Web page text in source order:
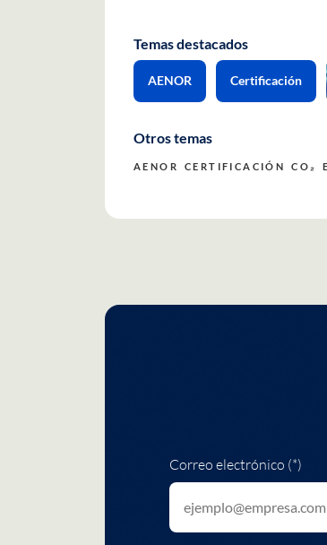
Temas destacados
AENOR Certificación
Otros temas
AENOR CERTIFICACIÓN CO₂
Correo electrónico (*)